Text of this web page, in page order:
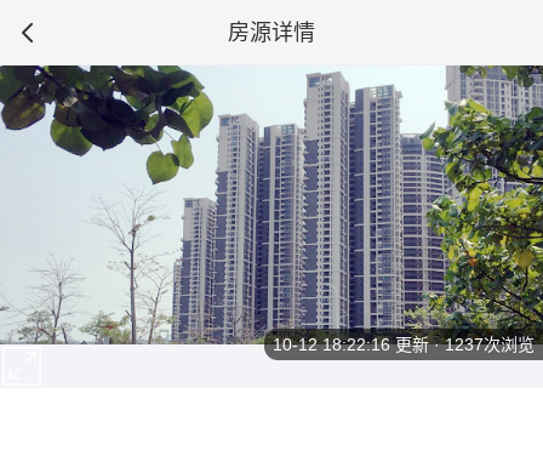
房源详情
10-12 18:22:16更新 · 1237次浏览